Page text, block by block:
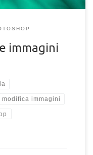
immagini
modifica immagini